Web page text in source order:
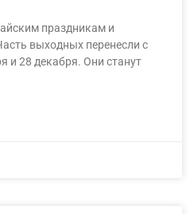
праздникам и
выходных перенесли с
и 28 декабря. Они станут